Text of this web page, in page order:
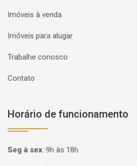
Imóveis à venda
Imóveis para alugar
Trabalhe conosco
Contato
Horário de funcionamento
Seg à sex: 9h às 18h